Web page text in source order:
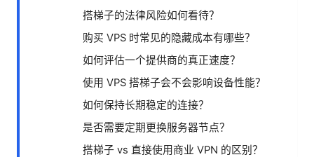
搭梯子的法律风险如何看待？
购买 VPS 时常见的隐藏成本有哪些？
如何评估一个提供商的真正速度？
使用 VPS 搭梯子会不会影响设备性能？
如何保持长期稳定的连接？
是否需要定期更换服务器节点？
搭梯子 vs 直接使用商业 VPN 的区别？